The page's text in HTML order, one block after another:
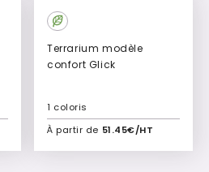
Terrarium modèle
confort Glick
À partir de 51.45€/HT
1 coloris
Ajouter à mon devis